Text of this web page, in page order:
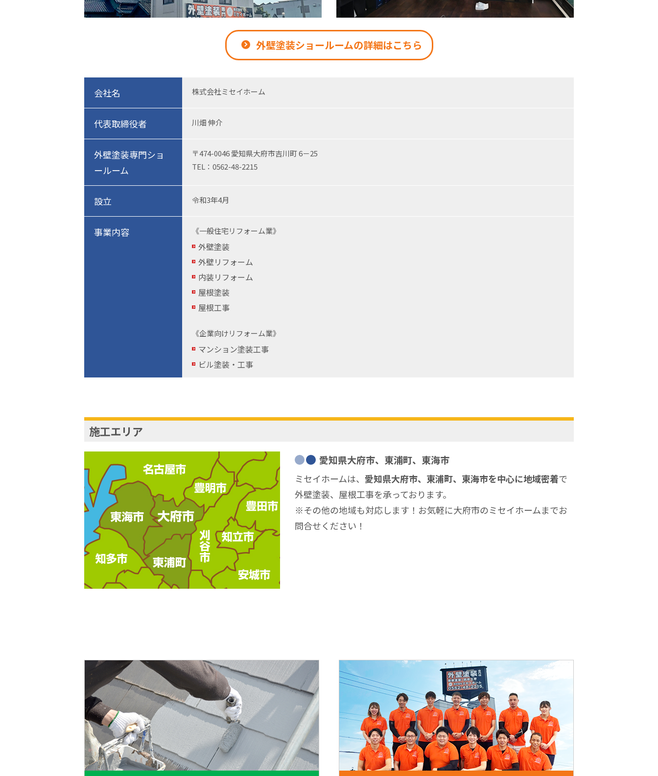
外壁塗装ショールームの詳細はこちら
会社名 株式会社ミセイホーム
代表取締役者 川畑 伸介
外壁塗装専門ショ
ールーム
〒474-0046 愛知県大府市吉川町 6－25
TEL：0562-48-2215
設立 令和3年4月
事業内容 《一般住宅リフォーム業》
外壁塗装
外壁リフォーム
内装リフォーム
屋根塗装
屋根工事
《企業向けリフォーム業》
マンション塗装工事
ビル塗装・工事
施工エリア
愛知県大府市、東浦町、東海市
ミセイホームは、 愛知県大府市、東浦町、東海市を中心に地域密着で
外壁塗装、屋根工事を承っております。
※その他の地域も対応します！お気軽に大府市のミセイホームまでお
問合せください！